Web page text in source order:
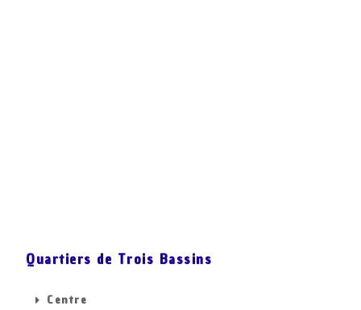
Quartiers de Trois Bassins
Centre